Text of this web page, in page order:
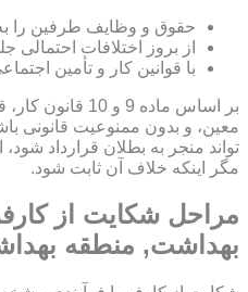
حقوق و وظایف طرفین
از بروز اختلافات احتمالی
با قوانین کار و تأمین
بر اساس ماده 9 و
معین، و بدون ممنوعیت قانونی
تواند منجر به بطلان قرارداد
مگر اینکه خلاف آن ثابت شود.
مراحل شکایت از
بهداشت, منطقه